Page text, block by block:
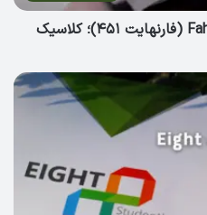
نقد و بررسی رمان Fahrenheit 451 (فارنهایت ۴۵۱)؛ کلاسیک